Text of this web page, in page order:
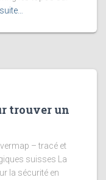
trouver un
– tracé et
suisses La
la sécurité en